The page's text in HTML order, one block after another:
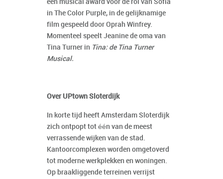
een musical award voor de rol van Sofia
in The Color Purple, in de gelijknamige
film gespeeld door Oprah Winfrey.
Momenteel speelt Jeanine de oma van
Tina Turner in Tina: de Tina Turner
Musical.
Over UPtown Sloterdijk
In korte tijd heeft Amsterdam Sloterdijk
zich ontpopt tot één van de meest
verrassende wijken van de stad.
Kantoorcomplexen worden omgetoverd
tot moderne werkplekken en woningen.
Op braakliggende terreinen verrijst